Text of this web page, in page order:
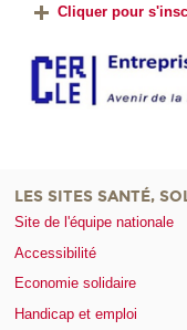
Cliquer pour
LES SITES SANTÉ,
Site de l'équipe nationale
Accessibilité
Economie solidaire
Handicap et emploi